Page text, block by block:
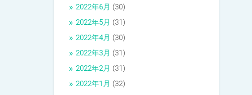
2022年6月 (30)
2022年5月 (31)
2022年4月 (30)
2022年3月 (31)
2022年2月 (31)
2022年1月 (32)